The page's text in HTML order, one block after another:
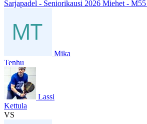
Sarjapadel - Seniorikausi 2026 Miehet -
Mika
Tenhu
Lassi
Kettula
VS